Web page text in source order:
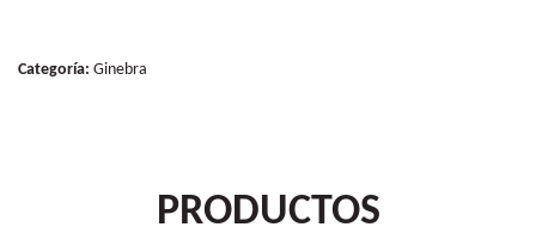
Categoría: Ginebra
PRODUCTOS